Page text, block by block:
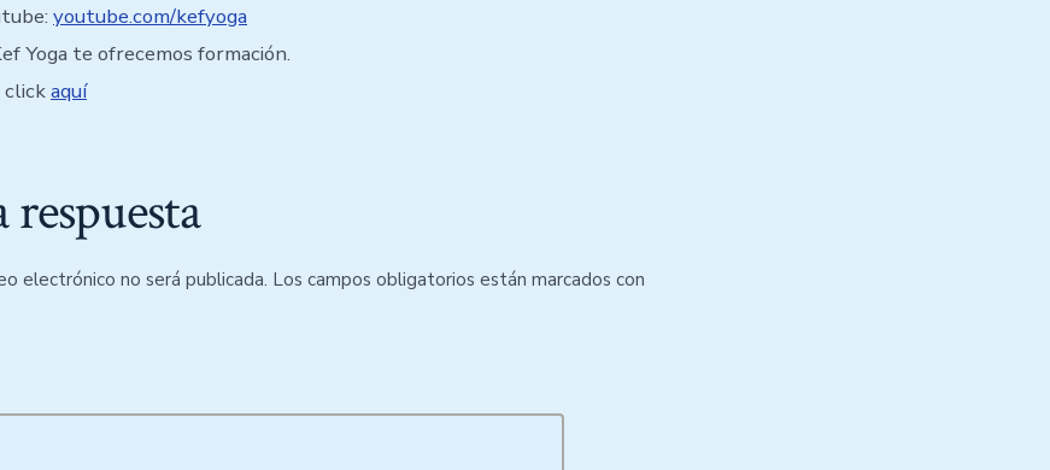
youtube.com/kefyoga
Yoga te ofrecemos formación.
clickaquí
electrónico no será publicada. Los campos obligatorios están marcados con